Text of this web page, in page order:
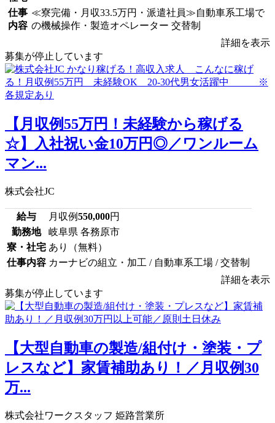
仕事
内容
≪寮完備・月収33.5万円・派遣社員≫自動車系工場で
の機械操作・製造オペレーター 交替制
詳細を表示
募集が停止しています
【月収例55万円！未経験から稼げる
☆】入社祝い金10万円◎／ワンルーム
マン...
株式会社JC
給与 月収例550,000円
勤務地
岐阜県 各務原市
寮・社宅 あり（無料）
仕事内容 カーナビの組立・加工 / 自動車系工場 / 交替制
詳細を表示
募集が停止しています
【大型自動車の製造/組付け・塗装・プ
レスなど】家賃補助あり！／月収例30
万...
株式会社ワークスタッフ 姫路営業所